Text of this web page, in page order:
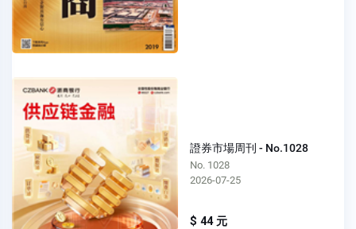
證券市場周刊 - No.1028
No. 1028
2026-07-25
$ 44 元